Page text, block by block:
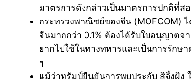
มาตรการดังกล่าวเป็นมาตรการปกติที่ส
กระทรวงพาณิชย์ของจีน (MOFCOM)
จีนมากกว่า 0.1% ต้องได้รับใบอนุญาต
ยากไปใช้ในทางทหารและเป็นการรักษ
ๆ
แม้ว่าทรัมป์ยืนยันการพบประกับ สิจิ้งผิง